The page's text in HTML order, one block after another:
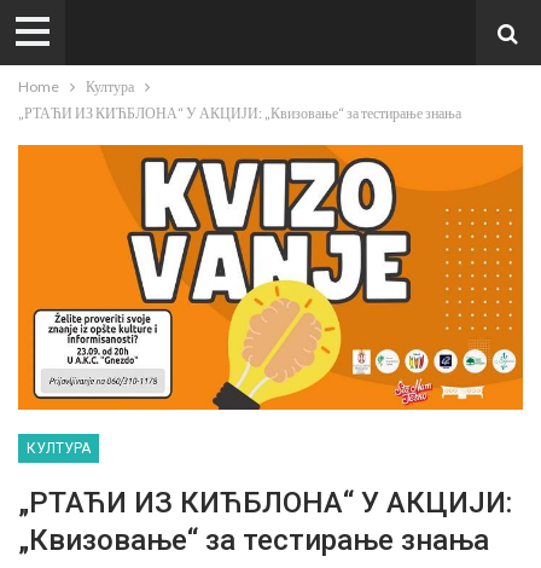
Home
Култура
„РТАЋИ ИЗ КИЋБЛОНА“ У АКЦИЈИ: „Квизовање“ за тестирање знања
КУЛТУРА
„РТАЋИ ИЗ КИЋБЛОНА“ У АКЦИЈИ:
„Квизовање“ за тестирање знања